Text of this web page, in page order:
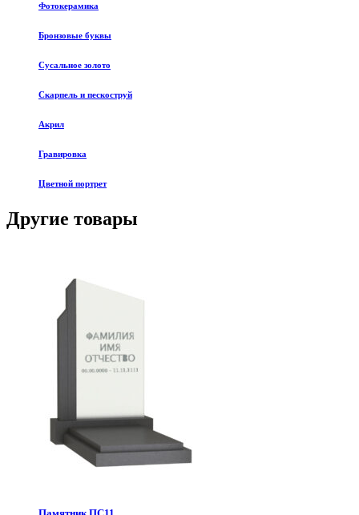
Фотокерамика
Бронзовые буквы
Сусальное золото
Скарпель и пескоструй
Акрил
Гравировка
Цветной портрет
Другие товары